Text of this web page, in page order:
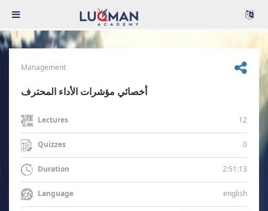
Management
أخصائي مؤشرات الأداء المحترف
Lectures 12
Quizzes 0
Duration 2:51:13
Language english